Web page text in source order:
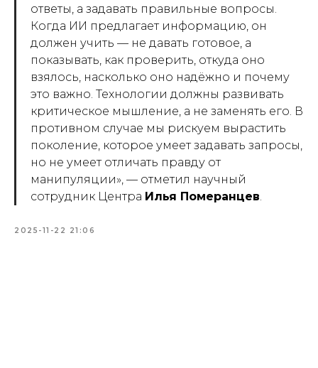
ответы, а задавать правильные вопросы.
Когда ИИ предлагает информацию, он
должен учить — не давать готовое, а
показывать, как проверить, откуда оно
взялось, насколько оно надёжно и почему
это важно. Технологии должны развивать
критическое мышление, а не заменять его. В
противном случае мы рискуем вырастить
поколение, которое умеет задавать запросы,
но не умеет отличать правду от
манипуляции», — отметил научный
сотрудник Центра Илья Померанцев.
2025-11-22 21:06